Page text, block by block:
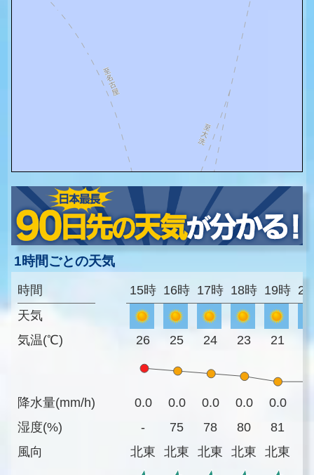
1時間ごとの天気
時間
天気
気温(℃)
降水量(mm/h)
湿度(%)
風向
15時 16時 17時 18時 19時
26 25 24 23 21
0.0 0.0 0.0 0.0 0.0
-
75 78 80 81
北東
北東 北東 北東 北東